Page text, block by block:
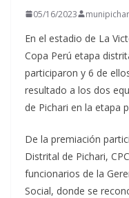
05/16/2023
En el estadio de La
Copa Perú etapa
participaron y 6 de
resultado a los dos
de Pichari en la etapa
De la premiación
Distrital de Pichari,
funcionarios de la
Social, donde se